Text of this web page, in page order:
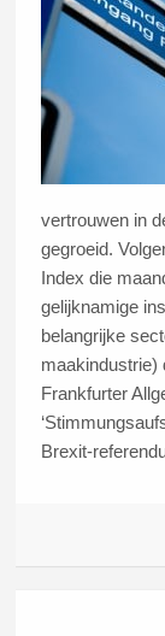
vertrouwen in
gegroeid.
Index die
gelijknamige
belangrijke
maakindustrie)
Frankfurter
Brexit-